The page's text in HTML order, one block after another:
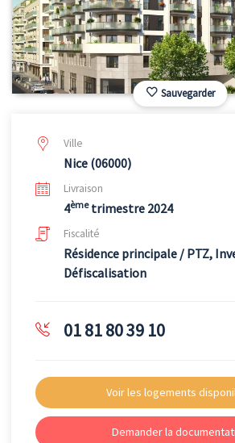
Sauvegarder
Ville
Nice (06000)
Livraison
4èmetrimestre 2024
Fiscalité
Résidence principale / PTZ,
Défiscalisation
01 81 80 39 10
Voir les logements
Demander la